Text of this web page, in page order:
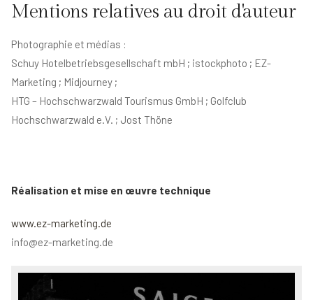
Mentions relatives au droit d'auteur
Photographie et médias :
Schuy Hotelbetriebsgesellschaft mbH ; istockphoto ; EZ-
Marketing ; Midjourney ;
HTG – Hochschwarzwald Tourismus GmbH ; Golfclub
Hochschwarzwald e.V. ; Jost Thöne
Réalisation et mise en œuvre technique
www.ez-marketing.de
info@ez-marketing.de